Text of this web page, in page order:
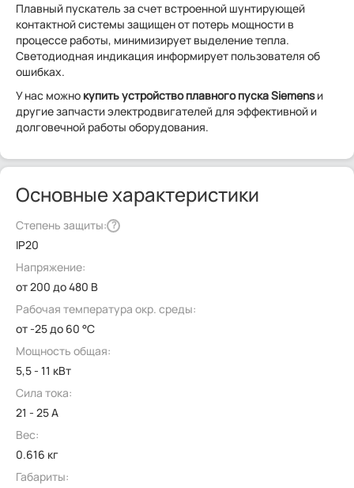
Плавный пускатель за счет встроенной шунтирующей
контактной системы защищен от потерь мощности в
процессе работы, минимизирует выделение тепла.
Светодиодная индикация информирует пользователя об
ошибках.
У нас можно купить устройство плавного пуска Siemensи
другие запчасти электродвигателей для эффективной и
долговечной работы оборудования.
Основные характеристики
Степень защиты: ?
IP20
Напряжение:
от 200 до 480 В
Рабочая температура окр. среды:
от -25 до 60 °C
Мощность общая:
5,5 - 11 кВт
Сила тока:
21 - 25 А
Вес:
0.616 кг
Габариты: